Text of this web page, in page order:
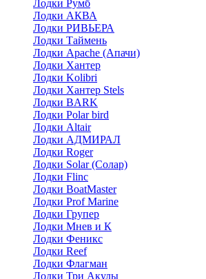
Лодки Румб
Лодки АКВА
Лодки РИВЬЕРА
Лодки Таймень
Лодки Apache (Апачи)
Лодки Хантер
Лодки Kolibri
Лодки Хантер Stels
Лодки BARK
Лодки Polar bird
Лодки Altair
Лодки АДМИРАЛ
Лодки Roger
Лодки Solar (Солар)
Лодки Flinc
Лодки BoatMaster
Лодки Prof Marine
Лодки Групер
Лодки Мнев и К
Лодки Феникс
Лодки Reef
Лодки Флагман
Лодки Три Акулы